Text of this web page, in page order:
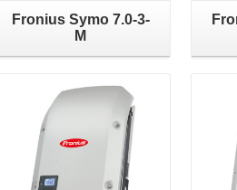
Fronius Symo 7.0-3-
M